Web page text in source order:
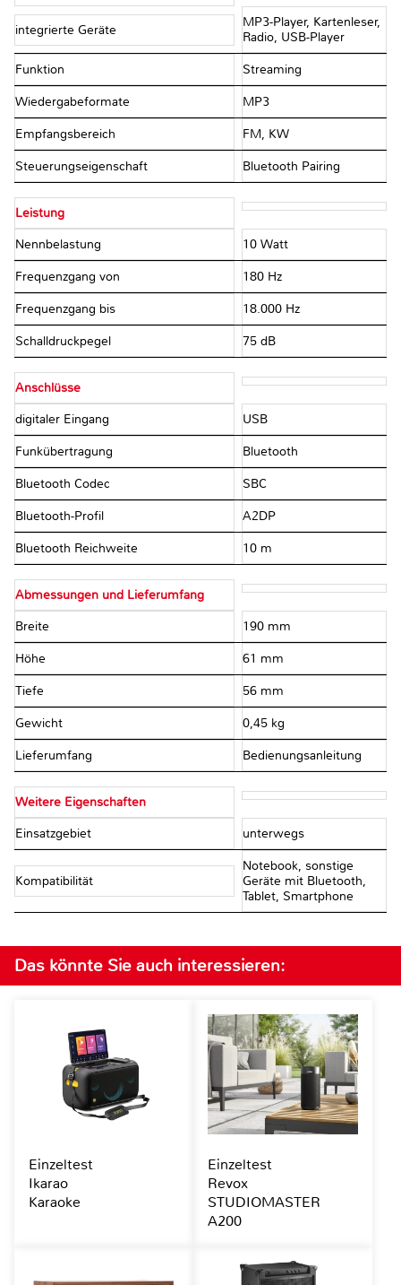
integrierte Geräte
MP3-Player, Kartenleser,
Radio, USB-Player
Funktion Streaming
Wiedergabeformate MP3
Empfangsbereich FM, KW
Steuerungseigenschaft Bluetooth Pairing
Leistung
Nennbelastung 10 Watt
Frequenzgang von 180 Hz
Frequenzgang bis 18.000 Hz
Schalldruckpegel 75 dB
Anschlüsse
digitaler Eingang USB
Funkübertragung Bluetooth
Bluetooth Codec SBC
Bluetooth-Profil A2DP
Bluetooth Reichweite 10 m
Abmessungen und Lieferumfang
Breite 190 mm
Höhe 61 mm
Tiefe 56 mm
Gewicht 0,45 kg
Lieferumfang Bedienungsanleitung
Weitere Eigenschaften
Einsatzgebiet unterwegs
Kompatibilität
Notebook, sonstige
Geräte mit Bluetooth,
Tablet, Smartphone
Das könnte Sie auch interessieren:
Einzeltest
Ikarao
Karaoke
Einzeltest
Revox
STUDIOMASTER
A200